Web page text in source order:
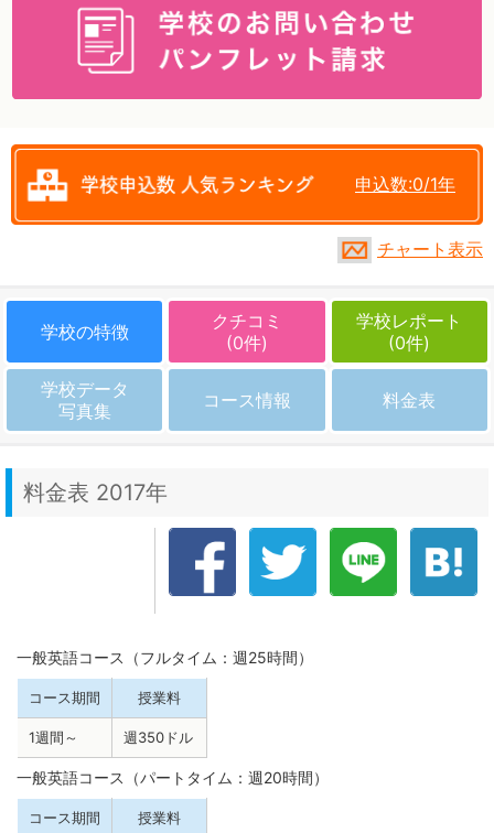
申込数:0/1年
チャート表示
学校の特徴
クチコミ
(0件)
学校レポート
(0件)
学校データ
写真集
コース情報 料金表
料金表 2017年
一般英語コース（フルタイム：週25時間）
コース期間 授業料
1週間～ 週350ドル
一般英語コース（パートタイム：週20時間）
コース期間 授業料